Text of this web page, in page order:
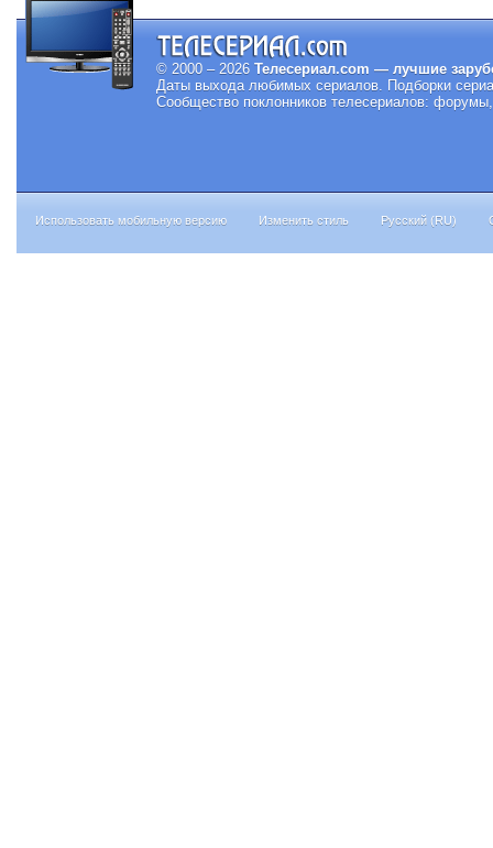
© 2000 – 2026 Телесериал.com — лучшие
Даты выхода любимых сериалов.
Подборки
Сообщество поклонников телесериалов:
Использовать мобильную версию Изменить стиль Русский (RU)